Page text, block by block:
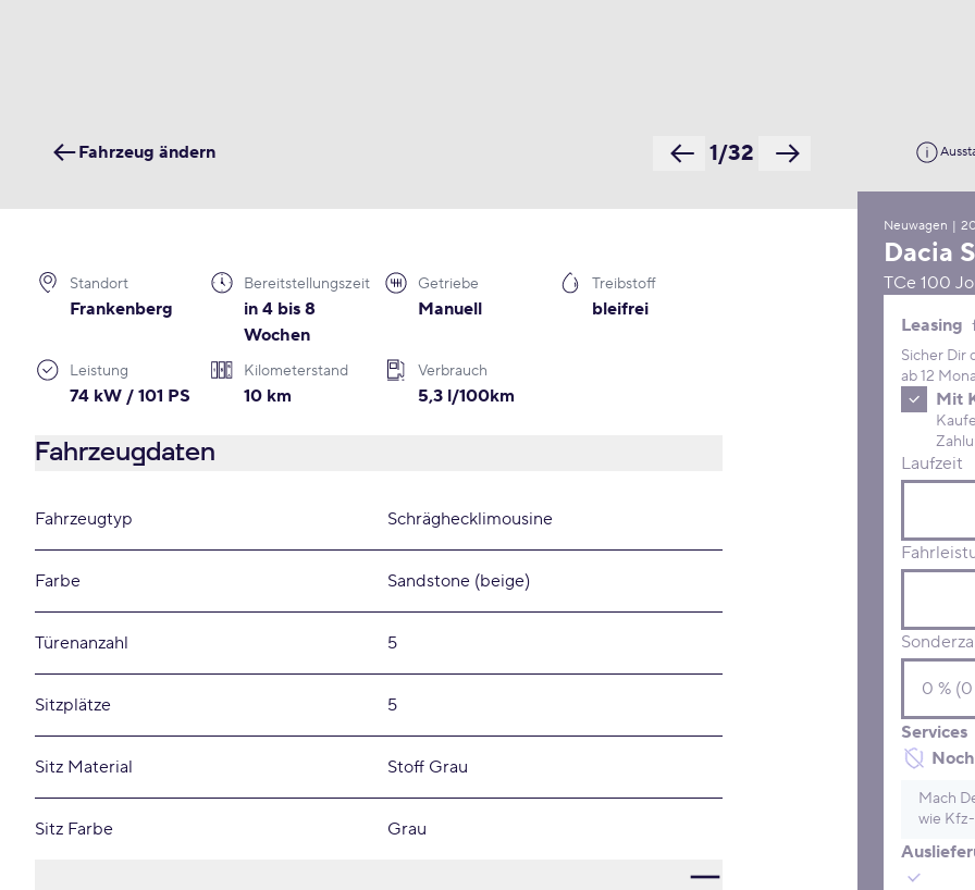
1/32
Fahrzeug ändern
Neuwagen |
Dacia
TCe 100
Leasing
Leasing
Sicher Dir
ab 12
Mit
Kaufe
Laufzeit
Services
Mach
wie
Standort
Frankenberg
Bereitstellungszeit
in 4 bis 8
Wochen
Getriebe
Manuell
Treibstoff
bleifrei
Leistung
74 kW / 101 PS
Kilometerstand
10 km
Verbrauch
5,3 l/100km
Fahrzeugdaten
Fahrzeugtyp Schräghecklimousine
Farbe Sandstone (beige)
Türenanzahl 5
Sitzplätze 5
Sitz Material Stoff Grau
Sitz Farbe Grau